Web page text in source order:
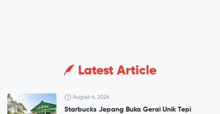
Latest Article
August 4, 2026
Starbucks Jepang Buka Gerai Unik Tepi